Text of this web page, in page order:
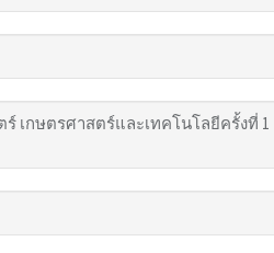
เกษตรศาสตร์และเทคโนโลยีครั้งที่ 1